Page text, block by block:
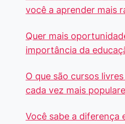
você a aprender mais
Quer mais
importância da
O que são cursos
cada vez mais
Você sabe a diferença